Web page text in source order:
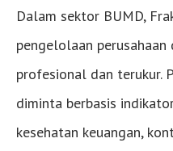
Dalam sektor BUMD,
pengelolaan perusahaan
profesional dan terukur.
diminta berbasis
kesehatan keuangan,